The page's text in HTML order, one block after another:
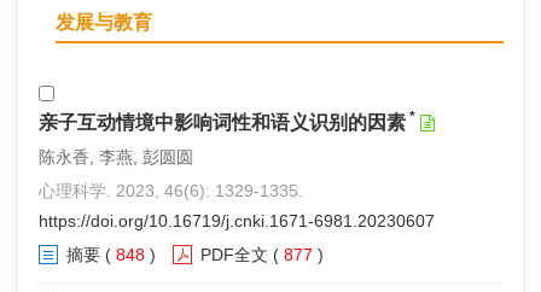
发展与教育
亲子互动情境中影响词性和语义识别的因素 *
陈永香, 李燕, 彭圆圆
心理科学. 2023, 46(6): 1329-1335.
https://doi.org/10.16719/j.cnki.1671-6981.20230607
摘要 ( 848 ) PDF全文 ( 877 )